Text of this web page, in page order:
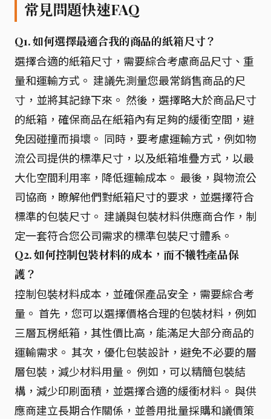
常見問題快速FAQ
Q1. 如何選擇最適合我的商品的紙箱尺寸？
選擇合適的紙箱尺寸，需要綜合考慮商品尺寸、重
量和運輸方式。 建議先測量您最常銷售商品的尺
寸，並將其記錄下來。 然後，選擇略大於商品尺寸
的紙箱，確保商品在紙箱內有足夠的緩衝空間，避
免因碰撞而損壞。 同時，要考慮運輸方式，例如物
流公司提供的標準尺寸，以及紙箱堆疊方式，以最
大化空間利用率，降低運輸成本。 最後，與物流公
司協商，瞭解他們對紙箱尺寸的要求，並選擇符合
標準的包裝尺寸。 建議與包裝材料供應商合作，制
定一套符合您公司需求的標準包裝尺寸體系。
Q2. 如何控制包裝材料的成本，而不犧牲產品保
護？
控制包裝材料成本，並確保產品安全，需要綜合考
量。 首先，您可以選擇價格合理的包裝材料，例如
三層瓦楞紙箱，其性價比高，能滿足大部分商品的
運輸需求。 其次，優化包裝設計，避免不必要的層
層包裝，減少材料用量。 例如，可以精簡包裝結
構，減少印刷面積，並選擇合適的緩衝材料。 與供
應商建立長期合作關係，並善用批量採購和議價策